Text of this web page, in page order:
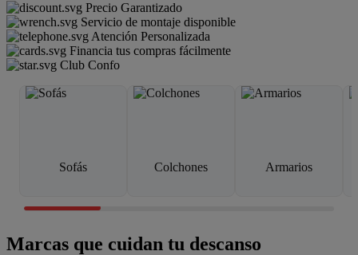
Precio Garantizado
Servicio de montaje disponible
Atención Personalizada
Financia tus compras fácilmente
Club Confo
Sofás Colchones Armarios
Marcas que cuidan tu descanso